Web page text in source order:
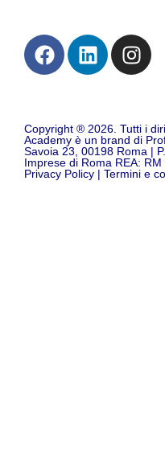
Copyright ® 2026. Tutti i
Academy è un brand di
Savoia 23, 00198 Roma |
Imprese di Roma REA:
Privacy Policy | Termini e